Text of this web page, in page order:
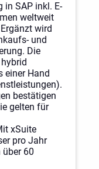
in SAP inkl. E-
weltweit
wird
und
Die
einer Hand
bestätigen
gelten für
xSuite
pro Jahr
60